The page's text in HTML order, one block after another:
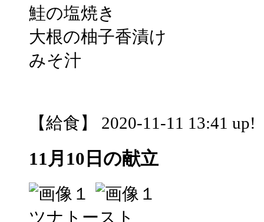
鮭の塩焼き
大根の柚子香漬け
みそ汁
【給食】 2020-11-11 13:41 up!
11月10日の献立
ツナトースト